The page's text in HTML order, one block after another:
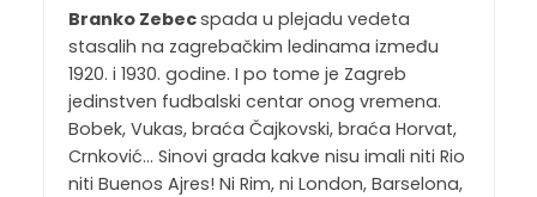
Branko Zebecspada u plejadu vedeta
stasalih na zagrebačkim ledinama između
1920. i 1930. godine. I po tome je Zagreb
jedinstven fudbalski centar onog vremena.
Bobek, Vukas, braća Čajkovski, braća Horvat,
Crnković… Sinovi grada kakve nisu imali niti Rio
niti Buenos Ajres! Ni Rim, ni London, Barselona,